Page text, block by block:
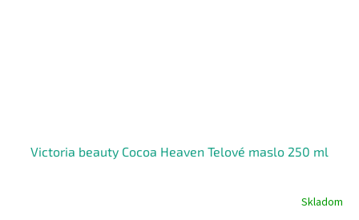
Victoria beauty Cocoa Heaven Telové maslo 250 ml
Skladom